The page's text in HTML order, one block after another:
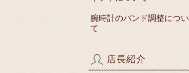
腕時計のバンド調整につい
て
店長紹介